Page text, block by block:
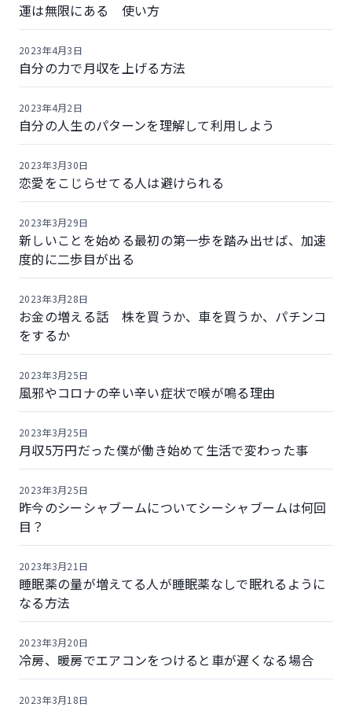
運は無限にある 使い方
自分の力で月収を上げる方法
2023年4月3日
自分の人生のパターンを理解して利用しよう
2023年4月2日
恋愛をこじらせてる人は避けられる
2023年3月30日
新しいことを始める最初の第一歩を踏み出せば、加速
度的に二歩目が出る
2023年3月29日
お金の増える話 株を買うか、車を買うか、パチンコ
をするか
2023年3月28日
風邪やコロナの辛い辛い症状で喉が鳴る理由
2023年3月25日
月収5万円だった僕が働き始めて生活で変わった事
2023年3月25日
昨今のシーシャブームについてシーシャブームは何回
目？
2023年3月25日
睡眠薬の量が増えてる人が睡眠薬なしで眠れるように
なる方法
2023年3月21日
冷房、暖房でエアコンをつけると車が遅くなる場合
2023年3月20日
2023年3月18日